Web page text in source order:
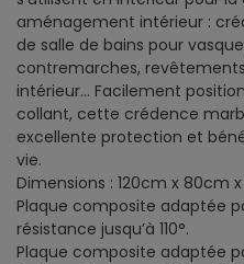
aménagement intérieur :
de salle de bains pour
contremarches,
intérieur… Facilement
collant, cette crédence
excellente protection et
vie.
Dimensions : 120cm x 80cm
Plaque composite adaptée
résistance jusqu’à 110°.
Plaque composite adaptée